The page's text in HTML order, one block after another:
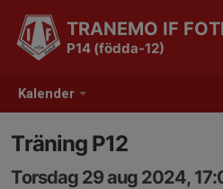
Kalender
TRANEMO IF
P14 (födda-12)
Träning P12
Torsdag 29 aug 2024,